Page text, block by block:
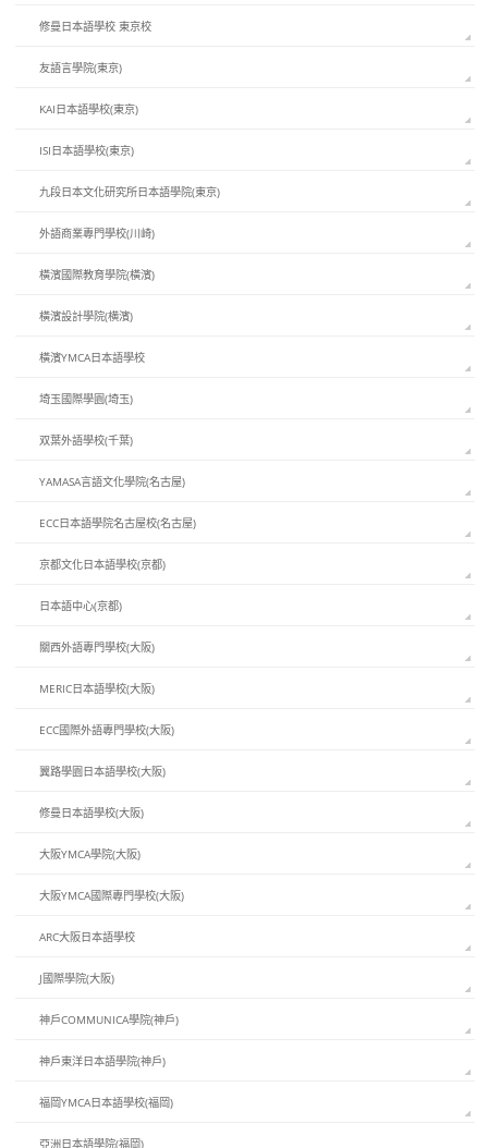
修曼日本語學校 東京校
友語言學院(東京)
KAI日本語學校(東京)
ISI日本語學校(東京)
九段日本文化研究所日本語學院(東京)
外語商業專門學校(川崎)
橫濱國際教育學院(橫濱)
橫濱設計學院(横濱)
橫濱YMCA日本語學校
埼玉國際學園(埼玉)
双葉外語學校(千葉)
YAMASA言語文化學院(名古屋)
ECC日本語學院名古屋校(名古屋)
京都文化日本語學校(京都)
日本語中心(京都)
關西外語專門學校(大阪)
MERIC日本語學校(大阪)
ECC國際外語專門學校(大阪)
翼路學園日本語學校(大阪)
修曼日本語學校(大阪)
大阪YMCA學院(大阪)
大阪YMCA國際專門學校(大阪)
ARC大阪日本語學校
J國際學院(大阪)
神戶COMMUNICA學院(神戶)
神戶東洋日本語學院(神戶)
福岡YMCA日本語學校(福岡)
亞洲日本語學院(福岡)